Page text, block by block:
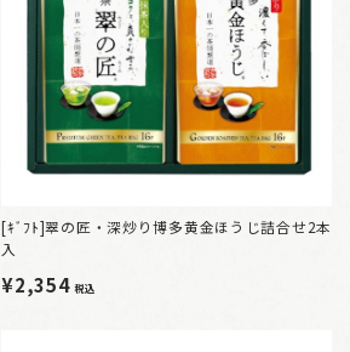
[ｷﾞﾌﾄ]翠の匠・深炒り博多黄金ほうじ詰合せ2本
入
¥2,354税込